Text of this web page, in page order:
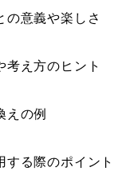
の意義や楽しさ
考え方のヒント
えの例
する際のポイント